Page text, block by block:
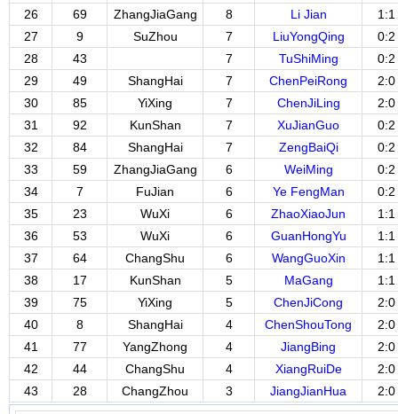
26
69 ZhangJiaGang 8 Li Jian
1:1
27
9 SuZhou 7 LiuYongQing
0:2
28
43 7 TuShiMing
0:2
29
49 ShangHai 7 ChenPeiRong
2:0
30
85 YiXing 7 ChenJiLing
2:0
31
92 KunShan 7 XuJianGuo
0:2
32
84 ShangHai 7 ZengBaiQi
0:2
33
59 ZhangJiaGang 6 WeiMing
0:2
34
7 FuJian 6 Ye FengMan
0:2
35
23 WuXi 6 ZhaoXiaoJun
1:1
36
53 WuXi 6 GuanHongYu
1:1
37
64 ChangShu 6 WangGuoXin
1:1
38
17 KunShan 5 MaGang
1:1
39
75 YiXing 5 ChenJiCong
2:0
40
8 ShangHai 4 ChenShouTong
2:0
41
77 YangZhong 4 JiangBing
2:0
42
44 ChangShu 4 XiangRuiDe
2:0
43
28 ChangZhou 3 JiangJianHua 2:0